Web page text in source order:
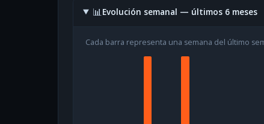
📊Evolución semanal — últimos 6 meses
Cada barra representa una semana del último